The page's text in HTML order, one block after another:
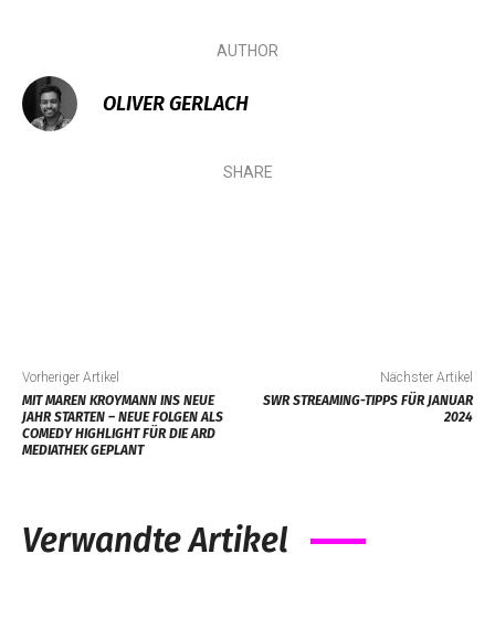
AUTHOR
OLIVER GERLACH
SHARE
Vorheriger Artikel
MIT MAREN KROYMANN INS NEUE
JAHR STARTEN – NEUE FOLGEN ALS
COMEDY HIGHLIGHT FÜR DIE ARD
MEDIATHEK GEPLANT
Nächster Artikel
SWR STREAMING-TIPPS FÜR JANUAR
2024
Verwandte Artikel